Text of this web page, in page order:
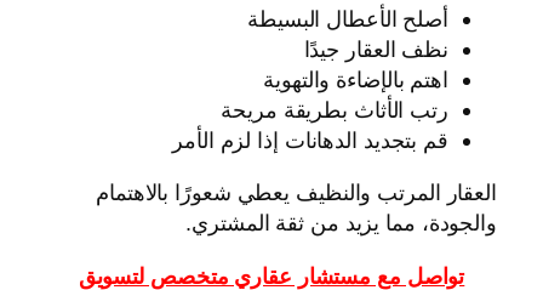
أصلح الأعطال البسيطة
نظف العقار جيدًا
اهتم بالإضاءة والتهوية
رتب الأثاث بطريقة مريحة
قم بتجديد الدهانات إذا لزم الأمر
العقار المرتب والنظيف يعطي شعورًا بالاهتمام
والجودة، مما يزيد من ثقة المشتري.
تواصل مع مستشار عقاري متخصص لتسويق